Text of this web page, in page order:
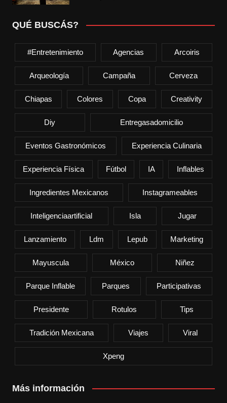
QUÉ BUSCÁS?
#entretenimiento Agencias Arcoiris
Arqueología Campaña Cerveza
Chiapas Colores Copa Creativity
Diy Entregasadomicilio
Eventos Gastronómicos Experiencia Culinaria
Experiencia Física Fútbol IA Inflables
Ingredientes Mexicanos Instagrameables
Inteligenciaartificial Isla Jugar
Lanzamiento Ldm Lepub Marketing
Mayuscula México Niñez
Parque Inflable Parques Participativas
Presidente Rotulos Tips
Tradición Mexicana Viajes Viral
Xpeng
Más información